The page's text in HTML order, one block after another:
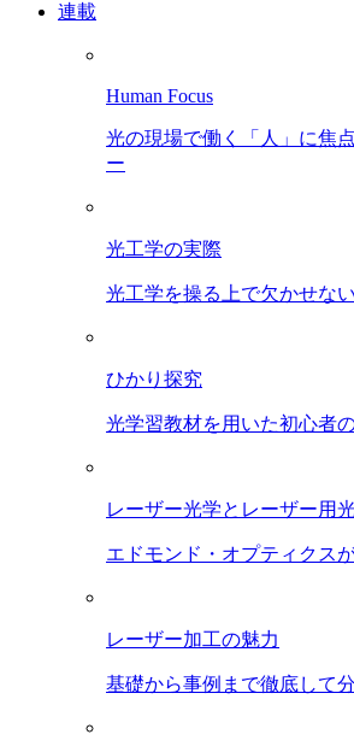
連載
Human Focus
光の現場で働く「人」に焦
ー
光工学の実際
光工学を操る上で欠かせな
ひかり探究
光学習教材を用いた初心者
レーザー光学とレーザー用
エドモンド・オプティクス
レーザー加工の魅力
基礎から事例まで徹底して